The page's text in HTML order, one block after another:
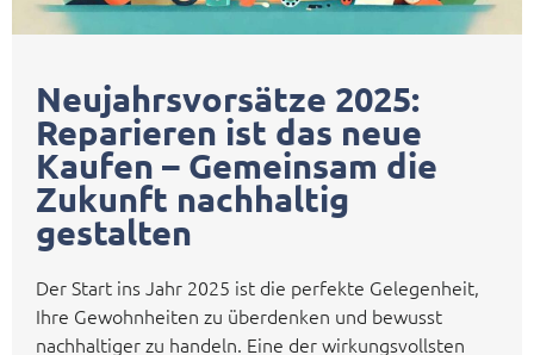
Neujahrsvorsätze 2025:
Reparieren ist das neue
Kaufen – Gemeinsam die
Zukunft nachhaltig
gestalten
Der Start ins Jahr 2025 ist die perfekte Gelegenheit,
Ihre Gewohnheiten zu überdenken und bewusst
nachhaltiger zu handeln. Eine der wirkungsvollsten